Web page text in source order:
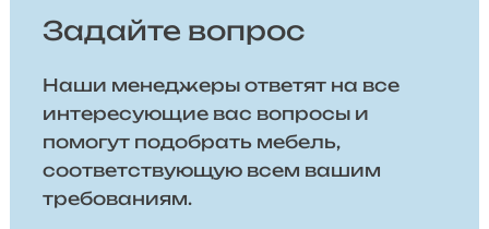
Задайте вопрос
Наши менеджеры ответят на все
интересующие вас вопросы и
помогут подобрать мебель,
соответствующую всем вашим
требованиям.